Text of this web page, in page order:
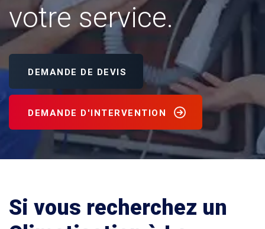
votre service.
DEMANDE DE DEVIS
DEMANDE D'INTERVENTION
Si vous recherchez un